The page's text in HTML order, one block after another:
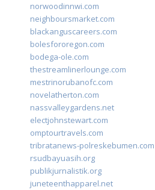
norwoodinnwi.com
neighboursmarket.com
blackanguscareers.com
bolesfororegon.com
bodega-ole.com
thestreamlinerlounge.com
mestrinorubanofc.com
novelatherton.com
nassvalleygardens.net
electjohnstewart.com
omptourtravels.com
tribratanews-polreskebumen.com
rsudbayuasih.org
publikjurnalistik.org
juneteenthapparel.net